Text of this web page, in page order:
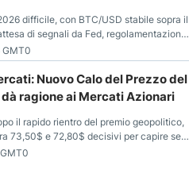
difficile, con BTC/USD stabile sopra il
di segnali da Fed, regolamentazione
Nuovo Calo del Prezzo del
ragione ai Mercati Azionari
il rapido rientro del premio geopolitico,
73,50$ e 72,80$ decisivi per capire se il